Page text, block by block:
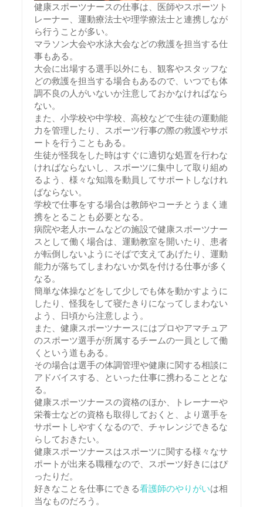
健康スポーツナースの仕事は、医師やスポーツト
レーナー、運動療法士や理学療法士と連携しなが
ら行うことが多い。
マラソン大会や水泳大会などの救護を担当する仕
事もある。
大会に出場する選手以外にも、観客やスタッフな
どの救護を担当する場合もあるので、いつでも体
調不良の人がいないか注意しておかなければなら
ない。
また、小学校や中学校、高校などで生徒の運動能
力を管理したり、スポーツ行事の際の救護やサポ
ートを行うこともある。
生徒が怪我をした時はすぐに適切な処置を行わな
ければならないし、スポーツに集中して取り組め
るよう、様々な知識を動員してサポートしなけれ
ばならない。
学校で仕事をする場合は教師やコーチとうまく連
携をとることも必要となる。
病院や老人ホームなどの施設で健康スポーツナー
スとして働く場合は、運動教室を開いたり、患者
が転倒しないようにそばで支えてあげたり、運動
能力が落ちてしまわないか気を付ける仕事が多く
なる。
簡単な体操などをして少しでも体を動かすように
したり、怪我をして寝たきりになってしまわない
よう、日頃から注意しよう。
また、健康スポーツナースにはプロやアマチュア
のスポーツ選手が所属するチームの一員として働
くという道もある。
その場合は選手の体調管理や健康に関する相談に
アドバイスする、といった仕事に携わることとな
る。
健康スポーツナースの資格のほか、トレーナーや
栄養士などの資格も取得しておくと、より選手を
サポートしやすくなるので、チャレンジできるな
らしておきたい。
健康スポーツナースはスポーツに関する様々なサ
ポートが出来る職種なので、スポーツ好きにはぴ
ったりだ。
好きなことを仕事にできる看護師のやりがいは相
当なものだろう。